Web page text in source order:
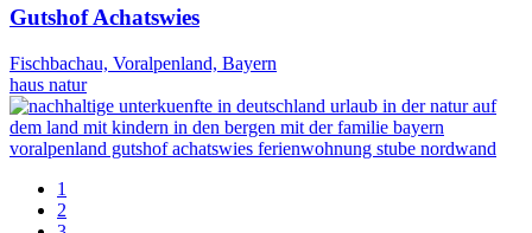
Gutshof Achatswies
Fischbachau, Voralpenland, Bayern
haus natur
1
2